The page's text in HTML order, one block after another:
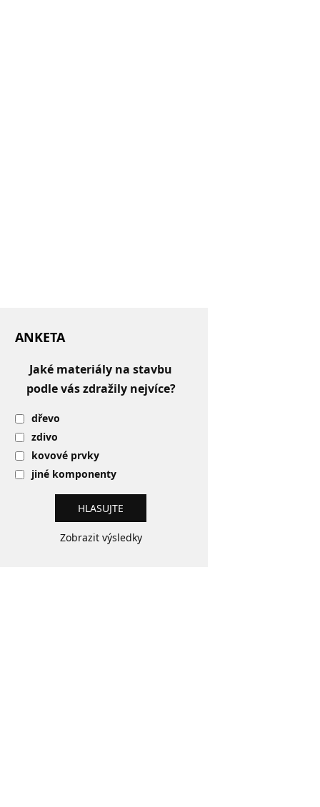
ANKETA
Jaké materiály na stavbu
podle vás zdražily nejvíce?
dřevo
zdivo
kovové prvky
jiné komponenty
Zobrazit výsledky